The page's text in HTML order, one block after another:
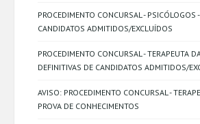
PROCEDIMENTO CONCURSAL - PSICÓLOGOS
CANDIDATOS ADMITIDOS/EXCLUÍDOS
PROCEDIMENTO CONCURSAL - TERAPEUTA
DEFINITIVAS DE CANDIDATOS ADMITIDOS/
AVISO: PROCEDIMENTO CONCURSAL -
PROVA DE CONHECIMENTOS